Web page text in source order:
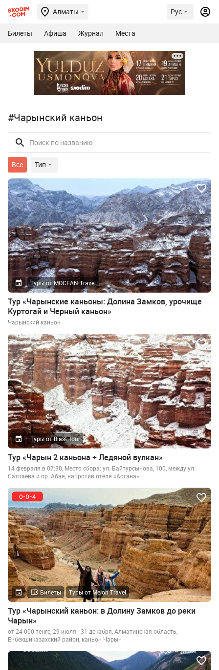
Алматы Рус
Билеты Афиша Журнал Места
#Чарынский каньон
Все Тип
Туры от MOCEAN Travel
Тур «Чарынские каньоны: Долина Замков, урочище
Куртогай и Черный каньон»
Чарынский каньон
Туры от Blast Tour
Тур «Чарын 2 каньона + Ледяной вулкан»
14 февраля в 07:30, Место сбора: ул. Байтурсынова, 100, между ул.
Сатпаева и пр. Абая, напротив отеля «Астана»
Билеты Туры от Melon Travel
Тур «Чарынский каньон: в Долину Замков до реки
Чарын»
от 24 000 тенге, 29 июля - 31 декабря, Алматинская область,
Енбекшиказахский район, каньон Чарын